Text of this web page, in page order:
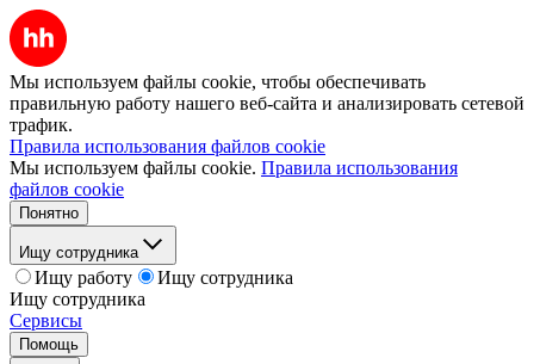
Мы используем файлы cookie, чтобы обеспечивать
правильную работу нашего веб-сайта и анализировать сетевой
трафик.
Правила использования файлов cookie
Мы используем файлы cookie. Правила использования
файлов cookie
Понятно
Ищу сотрудника
Ищу работу
Ищу сотрудника
Ищу сотрудника
Сервисы
Помощь